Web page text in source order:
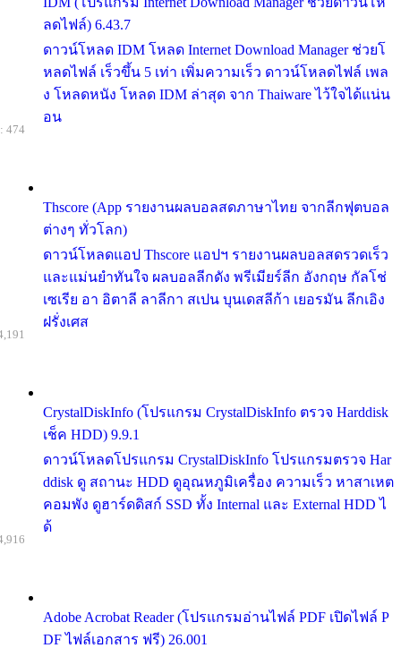
ลดไฟล์) 6.43.7
ดาวน์โหลด IDM โหลด Internet Download Manager ช่วยโ
หลดไฟล์ เร็วขึ้น 5 เท่า เพิ่มความเร็ว ดาวน์โหลดไฟล์ เพล
ง โหลดหนัง โหลด IDM ล่าสุด จาก Thaiware ไว้ใจได้แน่น
อน
Thscore (App รายงานผลบอลสดภาษาไทย จากลีกฟุตบอล
ต่างๆ ทั่วโลก)
ดาวน์โหลดแอป Thscore แอปฯ รายงานผลบอลสดรวดเร็ว
และแม่นยำทันใจ ผลบอลลีกดัง พรีเมียร์ลีก อังกฤษ กัลโช่
เซเรีย อา อิตาลี ลาลีกา สเปน บุนเดสลีก้า เยอรมัน ลีกเอิง
ฝรั่งเศส
474
CrystalDiskInfo (โปรแกรม CrystalDiskInfo ตรวจ Harddisk
เช็ค HDD) 9.9.1
ดาวน์โหลดโปรแกรม CrystalDiskInfo โปรแกรมตรวจ Har
ddisk ดู สถานะ HDD ดูอุณหภูมิเครื่อง ความเร็ว หาสาเหต
คอมพัง ดูฮาร์ดดิสก์ SSD ทั้ง Internal และ External HDD ไ
ด้
Adobe Acrobat Reader (โปรแกรมอ่านไฟล์ PDF เปิดไฟล์ P
DF ไฟล์เอกสาร ฟรี) 26.001